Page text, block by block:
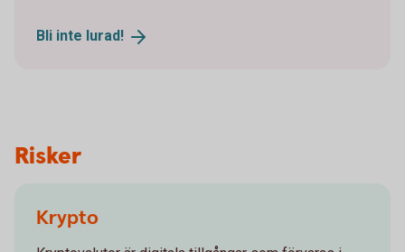
Bli inte lurad!
Risker
Krypto